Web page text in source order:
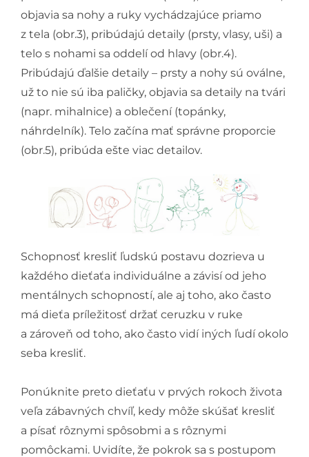
objavia sa nohy a ruky vychádzajúce priamo
z tela (obr.3), pribúdajú detaily (prsty, vlasy, uši) a
telo s nohami sa oddelí od hlavy (obr.4).
Pribúdajú ďalšie detaily – prsty a nohy sú oválne,
už to nie sú iba paličky, objavia sa detaily na tvári
(napr. mihalnice) a oblečení (topánky,
náhrdelník). Telo začína mať správne proporcie
(obr.5), pribúda ešte viac detailov.
Schopnosť kresliť ľudskú postavu dozrieva u
každého dieťaťa individuálne a závisí od jeho
mentálnych schopností, ale aj toho, ako často
má dieťa príležitosť držať ceruzku v ruke
a zároveň od toho, ako často vidí iných ľudí okolo
seba kresliť.
Ponúknite preto dieťaťu v prvých rokoch života
veľa zábavných chvíľ, kedy môže skúšať kresliť
a písať rôznymi spôsobmi a s rôznymi
pomôckami. Uvidíte, že pokrok sa s postupom